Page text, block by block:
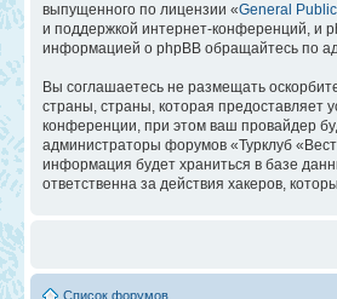
выпущенного по лицензии «General
и поддержкой интернет-конференций, и
информацией о phpBB обращайтесь по
Вы соглашаетесь не размещать
страны, страны, которая предоставляет
конференции, при этом ваш провайдер
администраторы форумов «Турклуб
информация будет храниться в базе
ответственна за действия хакеров,
Список форумов